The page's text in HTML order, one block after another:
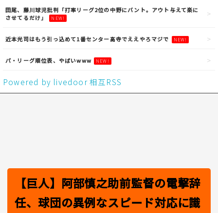
田尾、藤川球児批判「打率リーグ2位の中野にバント。アウト与えて楽に
させてるだけ」
NEW!
近本光司はもう引っ込めて1番センター高寺でええやろマジで NEW!
パ・リーグ順位表、やばいwww NEW!
Powered by livedoor 相互RSS
【巨人】阿部慎之助前監督の電撃辞
任、球団の異例なスピード対応に識